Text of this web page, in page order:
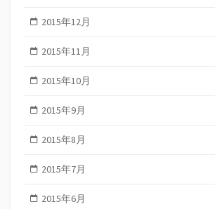
2015年12月
2015年11月
2015年10月
2015年9月
2015年8月
2015年7月
2015年6月